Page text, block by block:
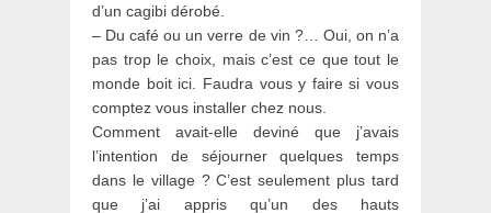
d’un cagibi dérobé.
– Du café ou un verre de vin ?… Oui, on n’a
pas trop le choix, mais c’est ce que tout le
monde boit ici. Faudra vous y faire si vous
comptez vous installer chez nous.
Comment avait-elle deviné que j’avais
l’intention de séjourner quelques temps
dans le village ? C’est seulement plus tard
que j’ai appris qu’un des hauts